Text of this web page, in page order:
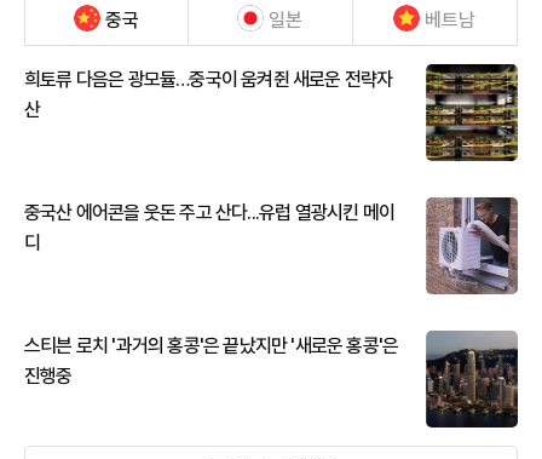
중국 일본 베트남
희토류 다음은 광모듈…중국이 움켜쥔 새로운 전략자
산
중국산 에어콘을 웃돈 주고 산다...유럽 열광시킨 메이
디
스티븐 로치 '과거의 홍콩'은 끝났지만 '새로운 홍콩'은
진행중